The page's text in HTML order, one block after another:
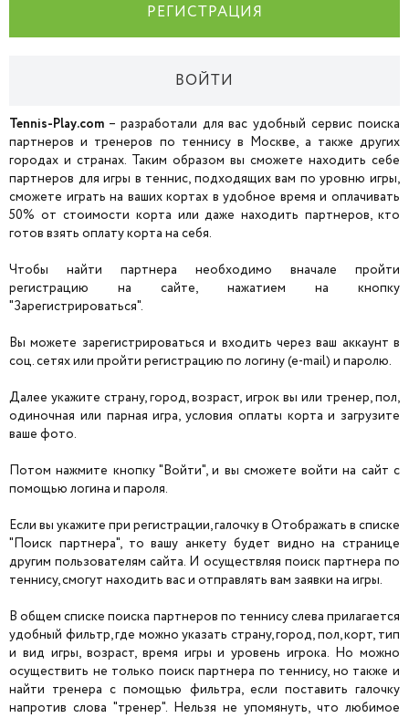
РЕГИСТРАЦИЯ
ВОЙТИ
Tennis-Play.com – разработали для вас удобный сервис поиска
партнеров и тренеров по теннису в Москве, а также других
городах и странах. Таким образом вы сможете находить себе
партнеров для игры в теннис, подходящих вам по уровню игры,
сможете играть на ваших кортах в удобное время и оплачивать
50% от стоимости корта или даже находить партнеров, кто
готов взять оплату корта на себя.
Чтобы найти партнера необходимо вначале пройти
регистрацию на сайте, нажатием на кнопку
"Зарегистрироваться".
Вы можете зарегистрироваться и входить через ваш аккаунт в
соц. сетях или пройти регистрацию по логину (e-mail) и паролю.
Далее укажите страну, город, возраст, игрок вы или тренер, пол,
одиночная или парная игра, условия оплаты корта и загрузите
ваше фото.
Потом нажмите кнопку "Войти", и вы сможете войти на сайт с
помощью логина и пароля.
Если вы укажите при регистрации, галочку в Отображать в списке
"Поиск партнера", то вашу анкету будет видно на странице
другим пользователям сайта. И осуществляя поиск партнера по
теннису, смогут находить вас и отправлять вам заявки на игры.
В общем списке поиска партнеров по теннису слева прилагается
удобный фильтр, где можно указать страну, город, пол, корт, тип
и вид игры, возраст, время игры и уровень игрока. Но можно
осуществить не только поиск партнера по теннису, но также и
найти тренера с помощью фильтра, если поставить галочку
напротив слова "тренер". Нельзя не упомянуть, что любимое